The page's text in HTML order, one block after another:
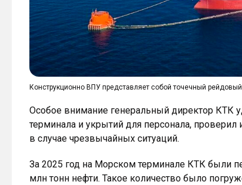
Конструкционно ВПУ представляет собой точечный
Особое внимание генеральный директор КТК
терминала и укрытий для персонала,
в случае чрезвычайных ситуаций.
За 2025 год на Морском терминале КТК были
млн тонн нефти. Такое количество было